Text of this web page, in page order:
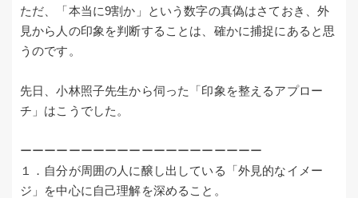
ただ、「本当に9割か」という数字の真偽はさておき、外
見から人の印象を判断することは、確かに捕捉にあると思
うのです。
先日、小林照子先生から伺った「印象を整えるアプロー
チ」はこうでした。
ーーーーーーーーーーーーーーーーーーーー
１．自分が周囲の人に醸し出している「外見的なイメー
ジ」を中心に自己理解を深めること。